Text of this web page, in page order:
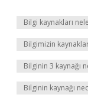
Bilgi kaynakları
Bilgimizin
Bilginin 3 kaynağı
Bilginin kaynağı